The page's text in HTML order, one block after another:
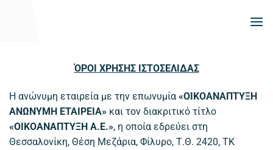
ΌΡΟΙ ΧΡΗΣΗΣ ΙΣΤΟΣΕΛΙΔΑΣ
Η ανώνυμη εταιρεία με την επωνυμία «ΟΙΚΟΑΝΑΠΤΥΞΗ
ΑΝΩΝΥΜΗ ΕΤΑΙΡΕΙΑ» και τον διακριτικό τίτλο
«ΟΙΚΟΑΝΑΠΤΥΞΗ Α.Ε.», η οποία εδρεύει στη
Θεσσαλονίκη, Θέση Μεζάρια, Φίλυρο, Τ.Θ. 2420, ΤΚ